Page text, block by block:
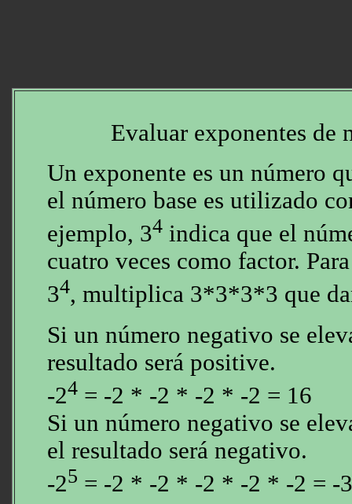
Evaluar exponentes de
Un exponente es un número
el número base es utilizado
ejemplo, 34 indica que el
cuatro veces como factor.
34, multiplica 3*3*3*3 que
Si un número negativo se
resultado será positive.
-24 = -2 * -2 * -2 * -2 = 16
Si un número negativo se
el resultado será negativo.
-25 = -2 * -2 * -2 * -2 * -2 = -